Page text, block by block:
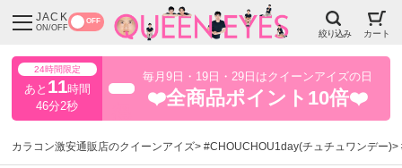
JACK
ON/OFF
OFF
絞り込み カート
24時間限定
あと 11時間
46分1秒
毎月9日・19日・29日はクイーンアイズの日
❤️全商品ポイント10倍❤️
カラコン激安通販店のクイーンアイズ #CHOUCHOU1day(チュチュワンデー)